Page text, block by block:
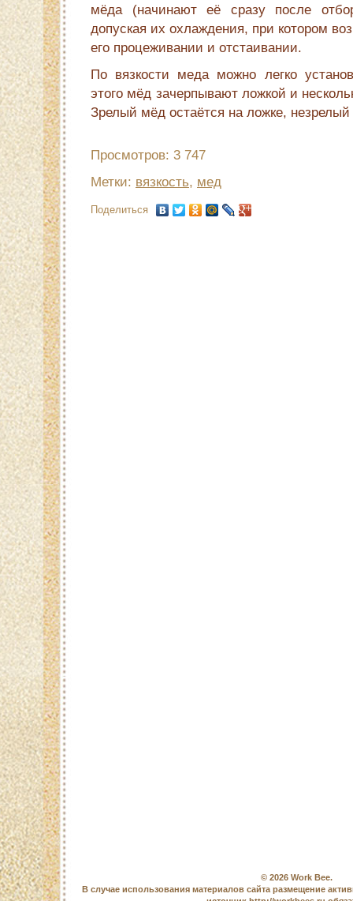
мёда (начинают её сразу после
допуская их охлаждения, при котором
его процеживании и отстаивании.
По вязкости меда можно легко
этого мёд зачерпывают ложкой и
Зрелый мёд остаётся на ложке,
Просмотров: 3 747
Метки: вязкость, мед
Поделиться
© 2026 Work Bee.
В случае использования материалов сайта размещение